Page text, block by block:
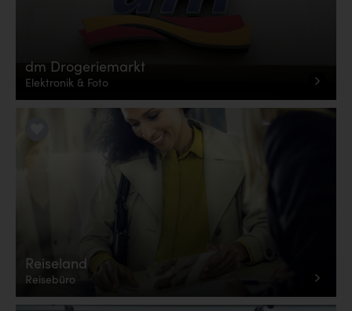
dm Drogeriemarkt
Elektronik & Foto
Reiseland
Reisebüro